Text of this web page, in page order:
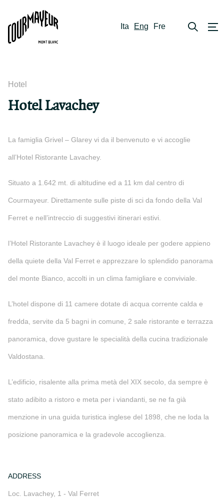
Ita Eng Fre
Hotel
Hotel Lavachey
La famiglia Grivel – Glarey vi da il benvenuto e vi accoglie
all’Hotel Ristorante Lavachey.
Situato a 1.642 mt. di altitudine ed a 11 km dal centro di
Courmayeur. Direttamente sulle piste di sci da fondo della Val
Ferret e nell’intreccio di suggestivi itinerari estivi.
l’Hotel Ristorante Lavachey è il luogo ideale per godere appieno
della quiete della Val Ferret e apprezzare lo splendido panorama
del monte Bianco, accolti in un clima famigliare e conviviale.
L’hotel dispone di 11 camere dotate di acqua corrente calda e
fredda, servite da 5 bagni in comune, 2 sale ristorante e terrazza
panoramica, dove gustare le specialità della cucina tradizionale
Valdostana.
L’edificio, risalente alla prima metà del XIX secolo, da sempre è
stato adibito a ristoro e meta per i viandanti, se ne fa già
menzione in una guida turistica inglese del 1898, che ne loda la
posizione panoramica e la gradevole accoglienza.
ADDRESS
Loc. Lavachey, 1 - Val Ferret